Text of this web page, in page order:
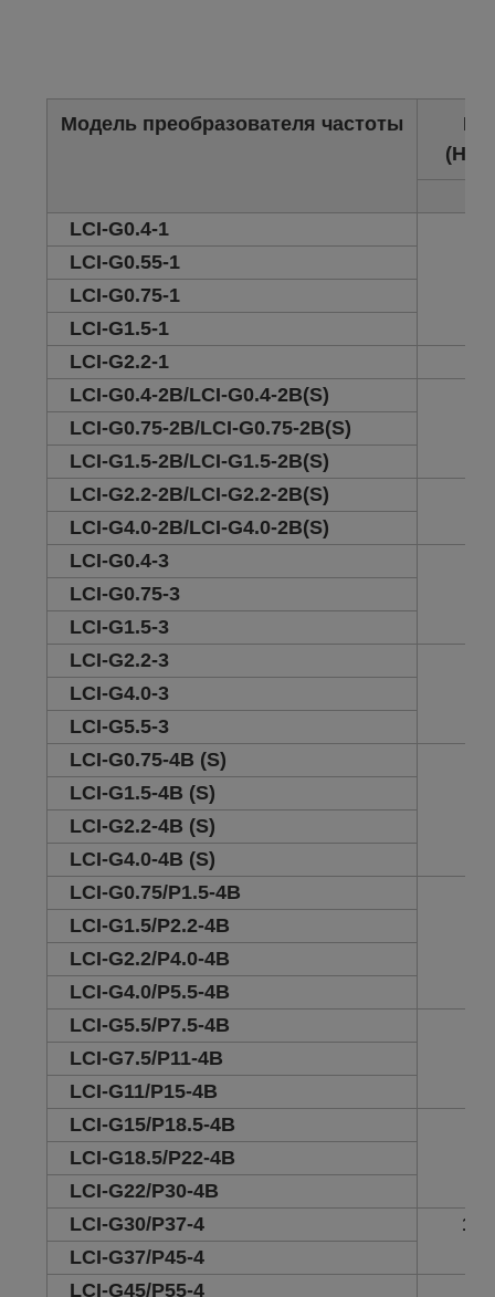
Модель преобразователя частоты
LCI-G0.4-1
LCI-G0.55-1
LCI-G0.75-1
LCI-G1.5-1
LCI-G2.2-1
LCI-G0.4-2B/LCI-G0.4-2B(S)
LCI-G0.75-2B/LCI-G0.75-2B(S)
LCI-G1.5-2B/LCI-G1.5-2B(S)
LCI-G2.2-2B/LCI-G2.2-2B(S)
LCI-G4.0-2B/LCI-G4.0-2B(S)
LCI-G0.4-3
LCI-G0.75-3
LCI-G1.5-3
LCI-G2.2-3
LCI-G4.0-3
LCI-G5.5-3
LCI-G0.75-4B (S)
LCI-G1.5-4B (S)
LCI-G2.2-4B (S)
LCI-G4.0-4B (S)
LCI-G0.75/P1.5-4B
LCI-G1.5/P2.2-4B
LCI-G2.2/P4.0-4B
LCI-G4.0/P5.5-4B
LCI-G5.5/P7.5-4B
LCI-G7.5/P11-4B
LCI-G11/P15-4B
LCI-G15/P18.5-4B
LCI-G18.5/P22-4B
LCI-G22/P30-4B
LCI-G30/P37-4
LCI-G37/P45-4
LCI-G45/P55-4